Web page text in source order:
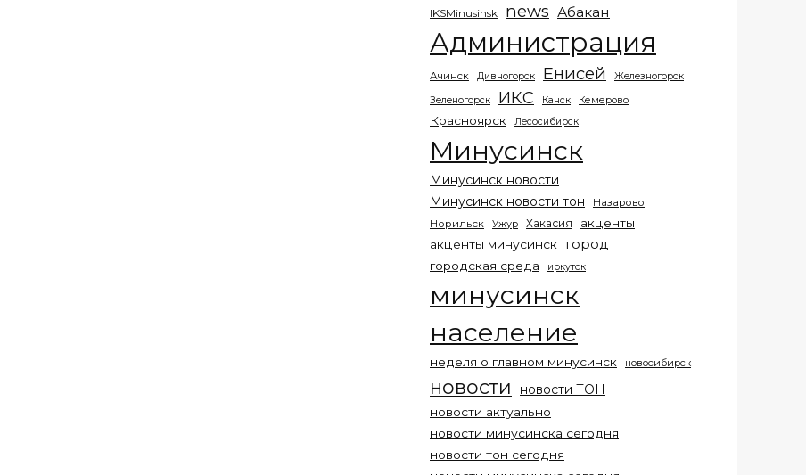
IKSMinusinsk news Абакан
Администрация
Ачинск Дивногорск Енисей Железногорск
Зеленогорск ИКС Канск Кемерово
Красноярск Лесосибирск
Минусинск
Минусинск новости
Минусинск новости тон
Назарово
Норильск
Ужур Хакасия
акценты
акценты минусинск
город
городская среда иркутск
минусинск
население
неделя о главном минусинск новосибирск
новости новости ТОН
новости актуально
новости минусинска сегодня
новости тон сегодня